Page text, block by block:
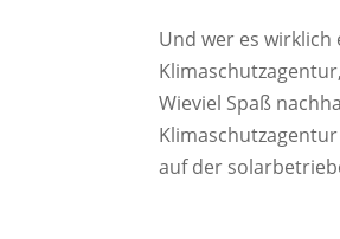
Und wer es
Wieviel Spaß
auf der